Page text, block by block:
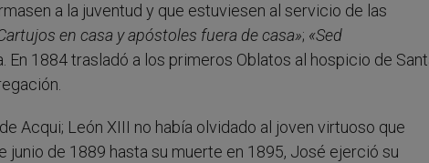
a la juventud y que estuviesen al servicio de las
en casa y apóstoles fuera de casa»; «Sed
En 1884 trasladó a los primeros Oblatos al hospicio de
Acqui; León XIII no había olvidado al joven virtuoso que
junio de 1889 hasta su muerte en 1895, José ejerció su